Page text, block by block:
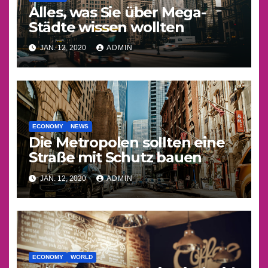
Alles, was Sie über Mega-
Städte wissen wollten
JAN. 12, 2020 ADMIN
ECONOMY NEWS
Die Metropolen sollten eine
Straße mit Schutz bauen
JAN. 12, 2020 ADMIN
ECONOMY WORLD